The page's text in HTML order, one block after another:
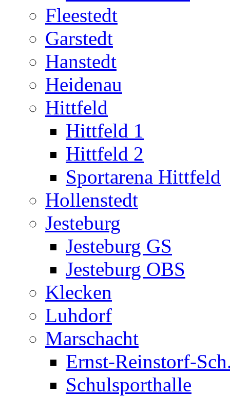
Fleestedt
Garstedt
Hanstedt
Heidenau
Hittfeld
Hittfeld 1
Hittfeld 2
Sportarena Hittfeld
Hollenstedt
Jesteburg
Jesteburg GS
Jesteburg OBS
Klecken
Luhdorf
Marschacht
Ernst-Reinstorf-
Schulsporthalle